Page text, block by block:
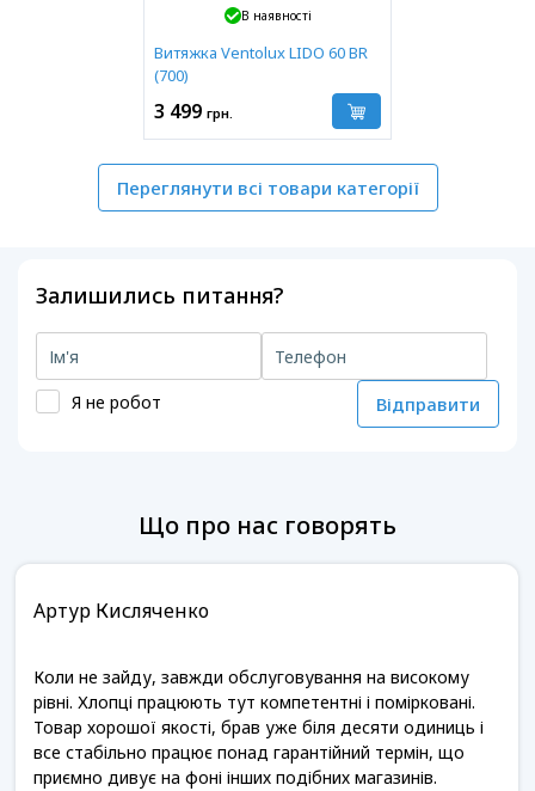
В наявності
Витяжка Ventolux LIDO 60 BR
(700)
3 499 грн.
Переглянути всі товари категорії
Залишились питання?
Я не робот Відправити
Що про нас говорять
Артур Кисляченко
Коли не зайду, завжди обслуговування на високому
рівні. Хлопці працюють тут компетентні і помірковані.
Товар хорошої якості, брав уже біля десяти одиниць і
все стабільно працює понад гарантійний термін, що
приємно дивує на фоні інших подібних магазинів.